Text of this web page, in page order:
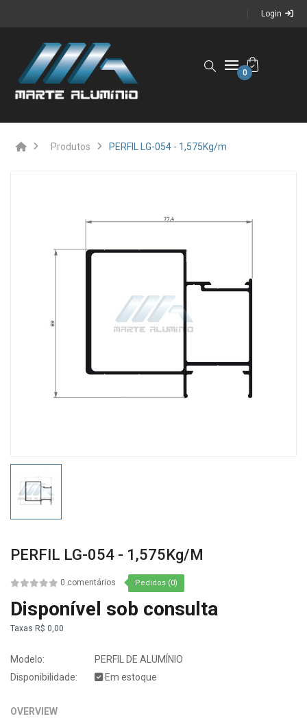
Login
0
Produtos PERFIL LG-054 - 1,575Kg/m
PERFIL LG-054 - 1,575Kg/m
0 comentários Pedidos (0)
Disponível sob consulta
Taxas R$ 0,00
Modelo:
PERFIL DE ALUMÍNIO
Disponibilidade:
Em estoque
OVERVIEW